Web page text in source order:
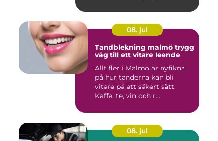
08. jul
Tandblekning malmö trygg
väg till ett vitare leende
Allt fler i Malmö är nyfikna
på hur tänderna kan bli
vitare på ett säkert sätt.
Kaffe, te, vin och r...
08. jul